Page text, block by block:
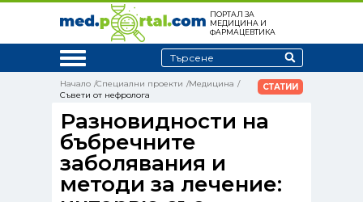
ПОРТАЛ ЗА
МЕДИЦИНА И
ФАРМАЦЕВТИКА
Начало Специални проекти
Медицина
Съвети от нефролога
СТАТИИ
Разновидности на
бъбречните
заболявания и
методи за лечение: